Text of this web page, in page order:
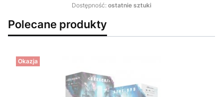
Dostępność: ostatnie sztuki
Polecane produkty
Okazja